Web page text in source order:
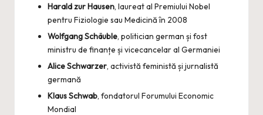
Harald zur Hausen, laureat al Premiului Nobel
pentru Fiziologie sau Medicină în 2008
Wolfgang Schäuble, politician german și fost
ministru de finanțe și vicecancelar al Germaniei
Alice Schwarzer, activistă feministă și jurnalistă
germană
Klaus Schwab, fondatorul Forumului Economic
Mondial